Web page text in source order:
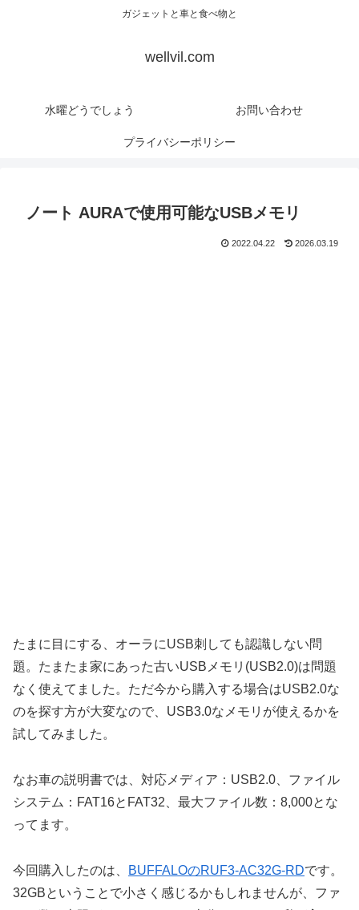
ガジェットと車と食べ物と
wellvil.com
水曜どうでしょう お問い合わせ
プライバシーポリシー
ノート AURAで使用可能なUSBメモリ
2022.04.22 2026.03.19
たまに目にする、オーラにUSB刺しても認識しない問
題。たまたま家にあった古いUSBメモリ(USB2.0)は問題
なく使えてました。ただ今から購入する場合はUSB2.0な
のを探す方が大変なので、USB3.0なメモリが使えるかを
試してみました。
なお車の説明書では、対応メディア：USB2.0、ファイル
システム：FAT16とFAT32、最大ファイル数：8,000とな
ってます。
今回購入したのは、 BUFFALOのRUF3-AC32G-RDです。
32GBということで小さく感じるかもしれませんが、ファ